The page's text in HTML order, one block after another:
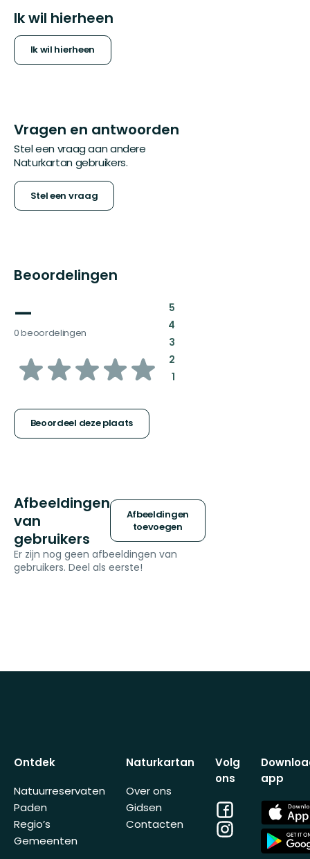
Ik wil hierheen
Ik wil hierheen
Vragen en antwoorden
Stel een vraag aan andere
Naturkartan gebruikers.
Stel een vraag
Beoordelingen
—
0 beoordelingen
van
sterren
Beoordeel deze plaats
5:
4:
3:
2:
1:
Afbeeldingen
van
gebruikers
Afbeeldingen
toevoegen
Er zijn nog geen afbeeldingen van
gebruikers. Deel als eerste!
Ontdek
Natuurreservaten
Paden
Regio’s
Gemeenten
Naturkartan
Over ons
Gidsen
Contacten
Volg
ons
Facebook
Instagram
app
App
Store
App
Store